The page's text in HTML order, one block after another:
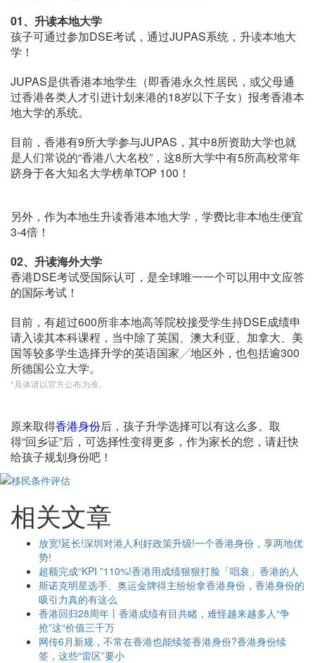
01、 升读本地大学
孩子可通过参加DSE考试，通过JUPAS系统，升读本地大
学！
JUPAS是供香港本地学生（即香港永久性居民，或父母通
过香港各类人才引进计划来港的18岁以下子女）报考香港本
地大学的系统。
目前，香港有9所大学参与JUPAS，其中8所资助大学也就
是人们常说的“香港八大名校”，这8所大学中有5所高校常年
跻身于各大知名大学榜单TOP 100！
另外，作为本地生升读香港本地大学，学费比非本地生便宜
3-4倍！
02、 升读海外大学
香港DSE考试受国际认可，是全球唯一一个可以用中文应答
的国际考试！
目前，有超过600所非本地高等院校接受学生持DSE成绩申
请入读其本科课程，当中除了英国、澳大利亚、加拿大、美
国等较多学生选择升学的英语国家╱地区外，也包括逾300
所德国公立大学。
*具体请以官方公布为准。
原来取得香港身份后，孩子升学选择可以有这么多。取
得“回乡证”后，可选择性变得更多，作为家长的您，请赶快
给孩子规划身份吧！
相关文章
放宽!延长!深圳对港人利好政策升级!一个香港身份，享两地优
势!
超额完成“KPI ”110%!香港用成绩狠狠打脸「唱衰」香港的人
斯诺克明星选手、奥运金牌得主纷纷拿香港身份，香港身份的
吸引力真的有这么
香港回归28周年丨香港成绩有目共睹，难怪越来越多人“争
抢”这“价值三千万
网传6月新规，不常在香港也能续签香港身份?香港身份续
签，这些“雷区”要小